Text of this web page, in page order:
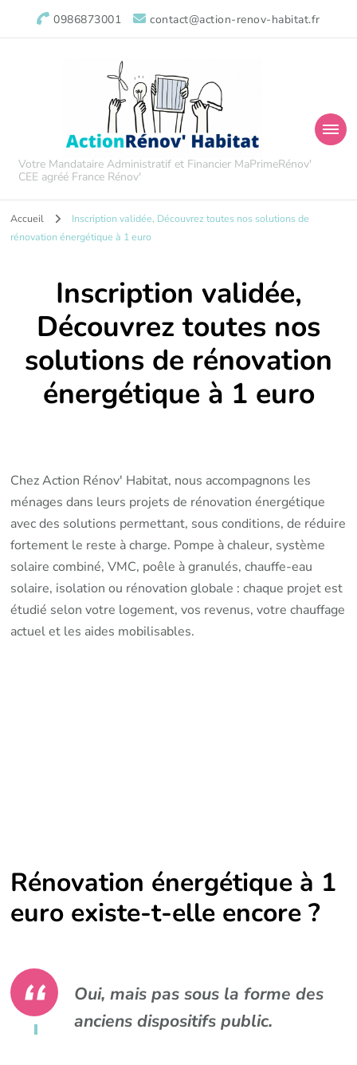
0986873001 contact@action-renov-habitat.fr
Votre Mandataire Administratif et Financier MaPrimeRénov'
CEE agréé France Rénov'
Accueil
Inscription validée, Découvrez toutes nos solutions de
rénovation énergétique à 1 euro
Inscription validée,
Découvrez toutes nos
solutions de rénovation
énergétique à 1 euro
Chez Action Rénov' Habitat, nous accompagnons les
ménages dans leurs projets de rénovation énergétique
avec des solutions permettant, sous conditions, de réduire
fortement le reste à charge. Pompe à chaleur, système
solaire combiné, VMC, poêle à granulés, chauffe-eau
solaire, isolation ou rénovation globale : chaque projet est
étudié selon votre logement, vos revenus, votre chauffage
actuel et les aides mobilisables.
Rénovation énergétique à 1
euro existe-t-elle encore ?
Oui, mais pas sous la forme des
anciens dispositifs public.